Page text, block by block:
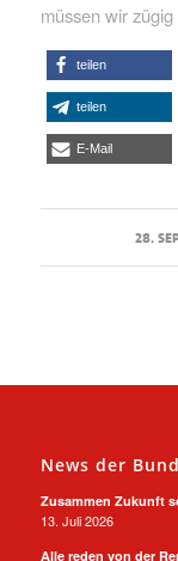
müssen wir zügig
teilen
teilen
E-Mail
28.
News der
Zusammen Zukunft
13. Juli 2026
Alle reden von der